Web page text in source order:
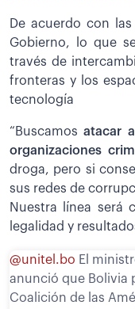
De acuerdo con
Gobierno, lo que
través de
fronteras y los
tecnología
“Buscamos atacar
organizaciones
droga, pero si
sus redes de
Nuestra línea será
legalidad y
@unitel.bo El
anunció que Bolivia
Coalición de las